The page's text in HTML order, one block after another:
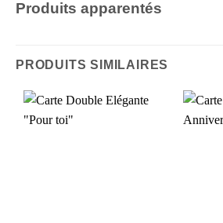
Produits apparentés
PRODUITS SIMILAIRES